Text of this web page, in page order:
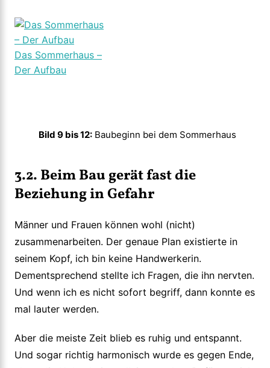
Das Sommerhaus –
Der Aufbau
Bild 9 bis 12:Baubeginn bei dem Sommerhaus
3.2. Beim Bau gerät fast die
Beziehung in Gefahr
Männer und Frauen können wohl (nicht)
zusammenarbeiten. Der genaue Plan existierte in
seinem Kopf, ich bin keine Handwerkerin.
Dementsprechend stellte ich Fragen, die ihn nervten.
Und wenn ich es nicht sofort begriff, dann konnte es
mal lauter werden.
Aber die meiste Zeit blieb es ruhig und entspannt.
Und sogar richtig harmonisch wurde es gegen Ende,